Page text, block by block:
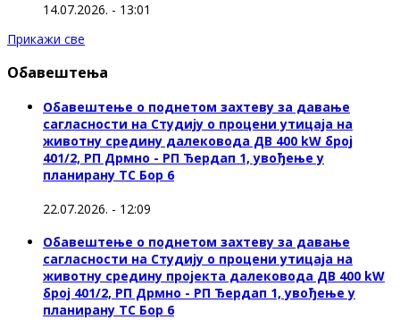
14.07.2026. - 13:01
Прикажи све
Обавештења
Обавештење о поднетом захтеву за давање
сагласности на Студију о процени утицаја на
животну средину далековода ДВ 400 kW број
401/2, РП Дрмно - РП Ђердап 1, увођење у
планирану ТС Бор 6
22.07.2026. - 12:09
Обавештење о поднетом захтеву за давање
сагласности на Студију о процени утицаја на
животну средину пројекта далековода ДВ 400 kW
број 401/2, РП Дрмно - РП Ђердап 1, увођење у
планирану ТС Бор 6